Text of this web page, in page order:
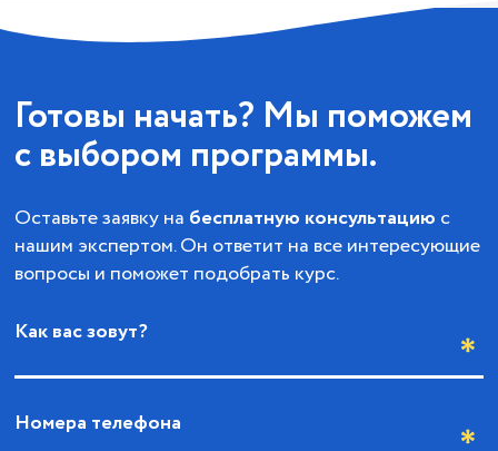
Готовы начать? Мы поможем
с выбором программы.
Оставьте заявку на бесплатную консультацию с
нашим экспертом. Он ответит на все интересующие
вопросы и поможет подобрать курс.
Как вас зовут?
Номера телефона